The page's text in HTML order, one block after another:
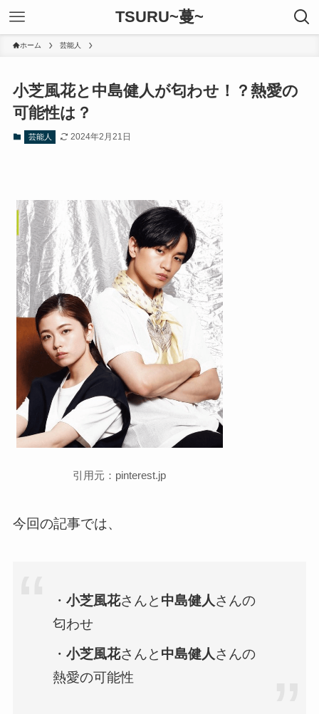
TSURU~蔓~
ホーム 芸能人
小芝風花と中島健人が匂わせ！？熱愛の
可能性は？
芸能人 2024年2月21日
引用元：pinterest.jp
今回の記事では、
・小芝風花さんと 中島健人 さんの
匂わせ
・小芝風花さんと 中島健人さんの
熱愛の可能性